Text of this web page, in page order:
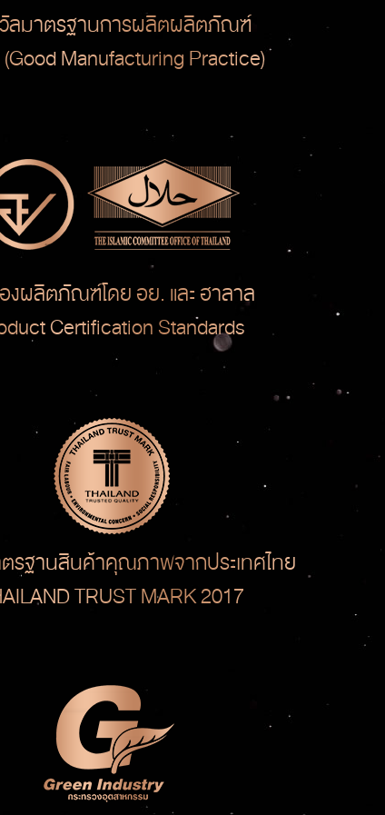
ลมาตรฐานการผลิตผลิตภัณฑ์
Manufacturing Practice)
งผลิตภัณฑ์โดย อย. และ ฮาลาล
Certification Standards
รฐานสินค้าคุณภาพจากประเทศไทย
TRUST MARK 2017